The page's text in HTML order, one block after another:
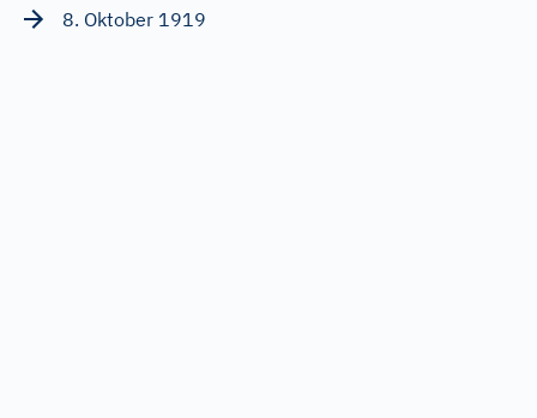
8. Oktober 1919